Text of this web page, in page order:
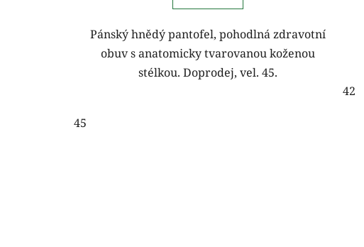
Pánský hnědý pantofel, pohodlná zdravotní
obuv s anatomicky tvarovanou koženou
stélkou. Doprodej, vel. 45.
45
42